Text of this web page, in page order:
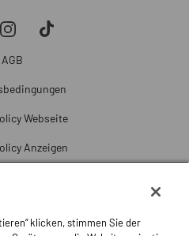
AGB
Webseite
Anzeigen
klicken, stimmen Sie der